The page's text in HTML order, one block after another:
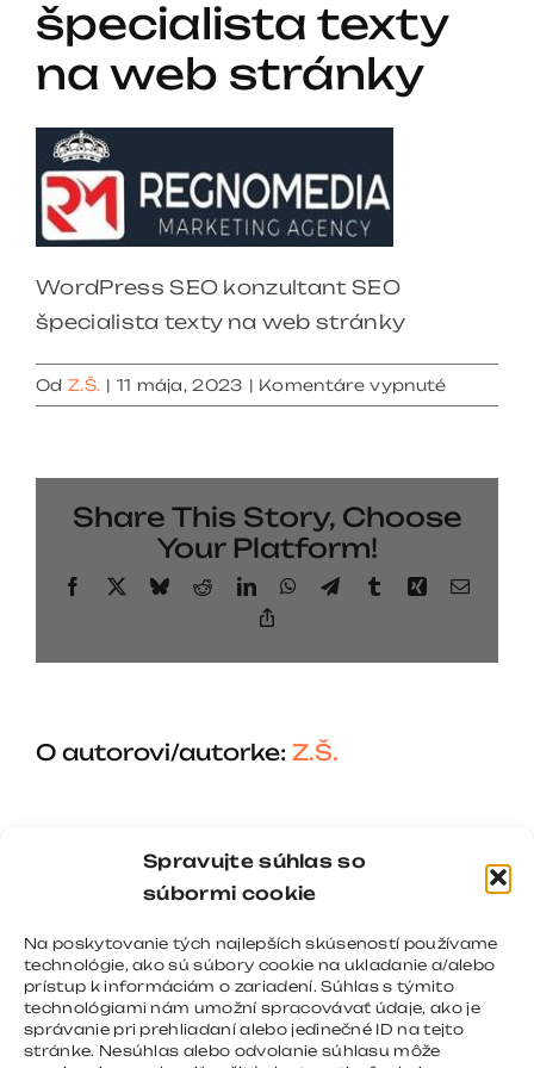
Spravujte súhlas so
súbormi cookie
Na poskytovanie tých najlepších skúseností používame
technológie, ako sú súbory cookie na ukladanie a/alebo
prístup k informáciám o zariadení. Súhlas s týmito
technológiami nám umožní spracovávať údaje, ako je
správanie pri prehliadaní alebo jedinečné ID na tejto
stránke. Nesúhlas alebo odvolanie súhlasu môže
špecialista texty
na web stránky
WordPress SEO konzultant SEO
špecialista texty na web stránky
Od Z.Š. | 11 mája, 2023 | Komentáre vypnuténa
na
Share This Story, Choose
Your Platform!
Facebook BlueskyRedditLinkedInWhatsApp
TelegramTumblrXingEmail
O autorovi/autorke: Z.Š.